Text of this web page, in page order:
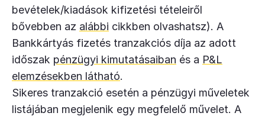
bevételek/kiadások kifizetési tételeiről
bővebben az alábbi cikkben olvashatsz). A
Bankkártyás fizetés tranzakciós díja az adott
időszak pénzügyi kimutatásaiban és a P&L
elemzésekben látható.
Sikeres tranzakció esetén a pénzügyi műveletek
listájában megjelenik egy megfelelő művelet. A